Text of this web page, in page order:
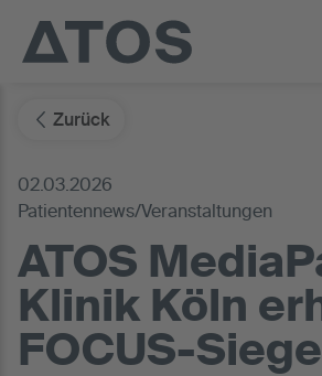
Zurück
02.03.2026
Patientennews/Veranstaltungen
ATOS
Klinik Köln
FOCUS-